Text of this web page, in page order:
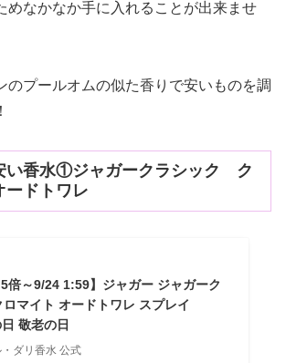
めなかなか手に入れることが出来ませ
のプールオムの似た香りで安いものを調
い香水①ジャガークラシック ク
ドトワレ
倍～9/24 1:59】ジャガー ジャガーク
ロマイト オードトワレ スプレイ
敬老の日
ダリ香水 公式